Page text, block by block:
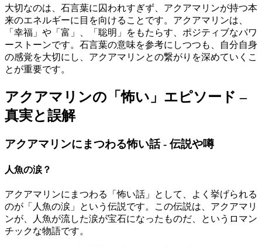
大切なのは、石言葉に囚われすぎず、アクアマリンが持つ本
来のエネルギーに目を向けることです。アクアマリンは、
「幸福」や「富」、「聡明」をもたらす、ポジティブなパワ
ーストーンです。石言葉の意味を参考にしつつも、自分自身
の感覚を大切にし、アクアマリンとの繋がりを深めていくこ
とが重要です。
アクアマリンの「怖い」エピソード –
真実と誤解
アクアマリンにまつわる怖い話 - 伝説や噂
人魚の涙？
アクアマリンにまつわる「怖い話」として、よく挙げられる
のが「人魚の涙」という伝説です。この伝説は、アクアマリ
ンが、人魚が流した涙が宝石になったものだ、というロマン
チックな物語です。